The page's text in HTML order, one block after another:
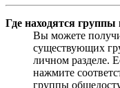
Где находятся
Вы можете
существующих
личном разделе.
нажмите
группы